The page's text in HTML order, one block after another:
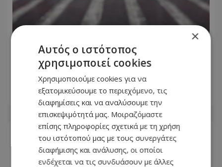
Προειδοποίηση για 24ωρη παγκύπρια
απεργία από 12.000 ωρομίσθιους – Τι
ζητούν
05.08.2026 - 16:36
×
Αυτός ο ιστότοπος
χρησιμοποιεί cookies
Χρησιμοποιούμε cookies για να
εξατομικεύσουμε το περιεχόμενο, τις
διαφημίσεις και να αναλύσουμε την
επισκεψιμότητά μας. Μοιραζόμαστε
επίσης πληροφορίες σχετικά με τη χρήση
του ιστότοπού μας με τους συνεργάτες
διαφήμισης και ανάλυσης, οι οποίοι
ενδέχεται να τις συνδυάσουν με άλλες